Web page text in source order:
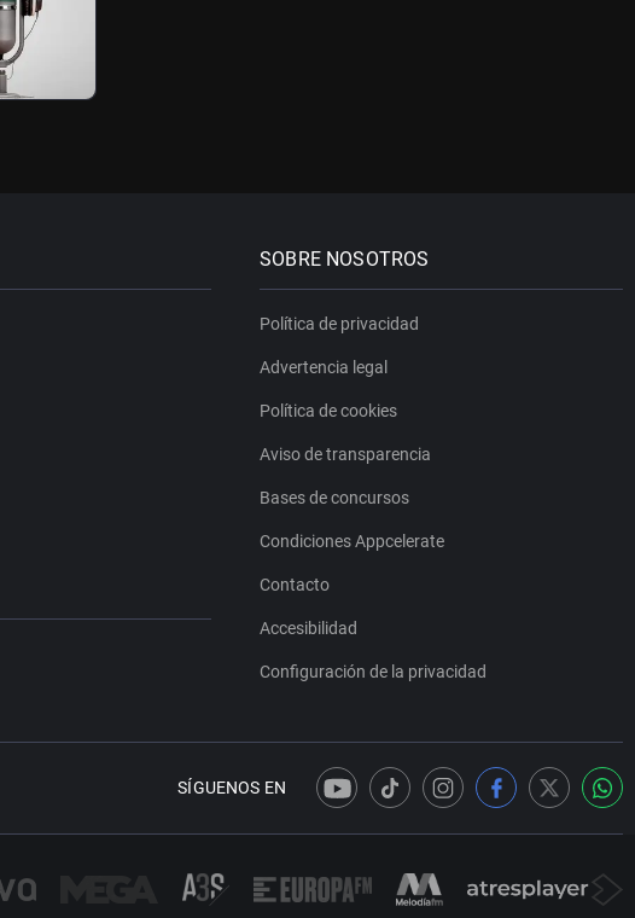
SOBRE NOSOTROS
Política de privacidad
Advertencia legal
Política de cookies
Aviso de transparencia
Bases de concursos
Condiciones Appcelerate
Contacto
Accesibilidad
Configuración de la privacidad
SÍGUENOS EN